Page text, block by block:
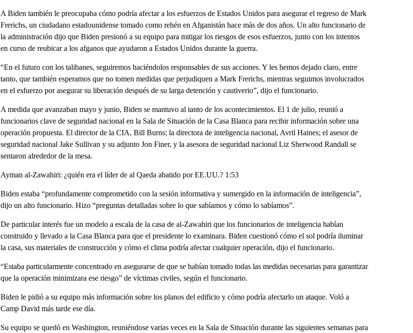
A Biden también le preocupaba cómo podría afectar a los esfuerzos de Estados Unidos para asegurar el regreso de Mark
Frerichs, un ciudadano estadounidense tomado como rehén en Afganistán hace más de dos años. Un alto funcionario de
la administración dijo que Biden presionó a su equipo para mitigar los riesgos de esos esfuerzos, junto con los intentos
en curso de reubicar a los afganos que ayudaron a Estados Unidos durante la guerra.
“En el futuro con los talibanes, seguiremos haciéndolos responsables de sus acciones. Y les hemos dejado claro, entre
tanto, que también esperamos que no tomen medidas que perjudiquen a Mark Frerichs, mientras seguimos involucrados
en el esfuerzo por asegurar su liberación después de su larga detención y cautiverio”, dijo el funcionario.
A medida que avanzaban mayo y junio, Biden se mantuvo al tanto de los acontecimientos. El 1 de julio, reunió a
funcionarios clave de seguridad nacional en la Sala de Situación de la Casa Blanca para recibir información sobre una
operación propuesta. El director de la CIA, Bill Burns; la directora de inteligencia nacional, Avril Haines; el asesor de
seguridad nacional Jake Sullivan y su adjunto Jon Finer, y la asesora de seguridad nacional Liz Sherwood Randall se
sentaron alrededor de la mesa.
Ayman al-Zawahiri: ¿quién era el líder de al Qaeda abatido por EE.UU.? 1:53
Biden estaba “profundamente comprometido con la sesión informativa y sumergido en la información de inteligencia”,
dijo un alto funcionario. Hizo “preguntas detalladas sobre lo que sabíamos y cómo lo sabíamos”.
De particular interés fue un modelo a escala de la casa de al-Zawahiri que los funcionarios de inteligencia habían
construido y llevado a la Casa Blanca para que el presidente lo examinara. Biden cuestionó cómo el sol podría iluminar
la casa, sus materiales de construcción y cómo el clima podría afectar cualquier operación, dijo el funcionario.
“Estaba particularmente concentrado en asegurarse de que se habían tomado todas las medidas necesarias para garantizar
que la operación minimizara ese riesgo” de víctimas civiles, según el funcionario.
Biden le pidió a su equipo más información sobre los planos del edificio y cómo podría afectarlo un ataque. Voló a
Camp David más tarde ese día.
Su equipo se quedó en Washington, reuniéndose varias veces en la Sala de Situación durante las siguientes semanas para